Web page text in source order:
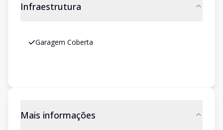
Infraestrutura
Garagem Coberta
Mais informações